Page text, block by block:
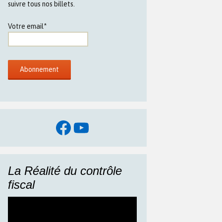
suivre tous nos billets.
Votre email*
Facebook
YouTube
La Réalité du contrôle
fiscal